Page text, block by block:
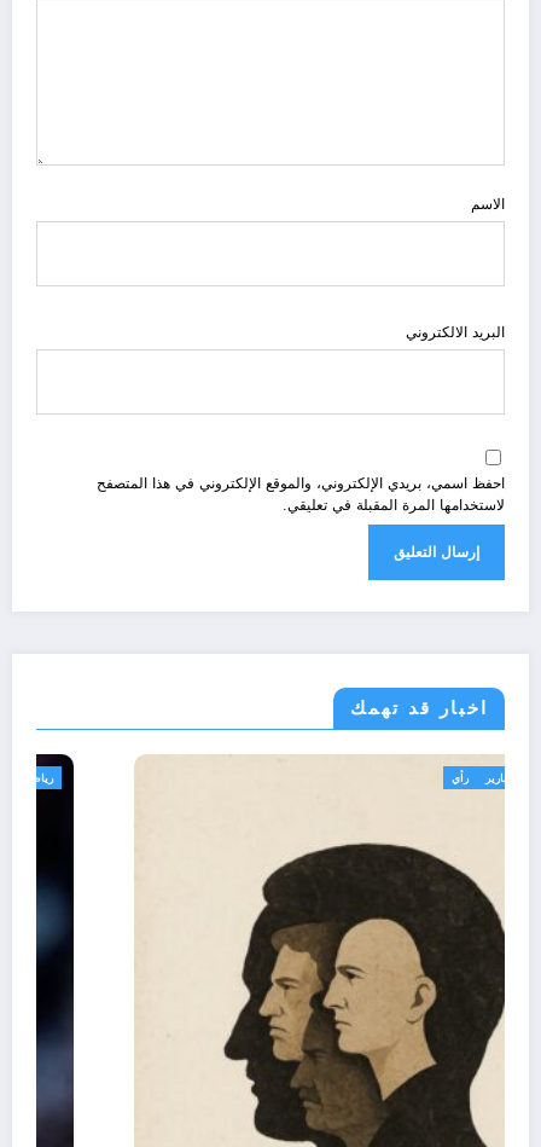
الاسم
البريد الالكتروني
احفظ اسمي، بريدي الإلكتروني، والموقع الإلكتروني في هذا المتصفح
لاستخدامها المرة المقبلة في تعليقي.
اخبار قد تهمك
تعاليق حرة